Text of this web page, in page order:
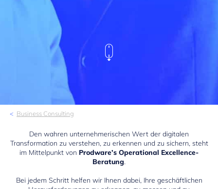
Business Consulting
Den wahren unternehmerischen Wert der digitalen
Transformation zu verstehen, zu erkennen und zu sichern, steht
im Mittelpunkt von Prodware’s Operational Excellence-
Beratung.
Bei jedem Schritt helfen wir Ihnen dabei, Ihre geschäftlichen